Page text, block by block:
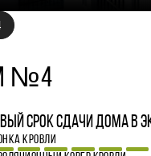
№4
срок сдачи дома в
КРОВЛИ